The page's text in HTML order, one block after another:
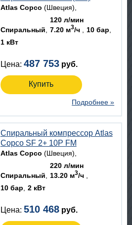
Atlas Copco (Швеция)
Спиральный
120 л/мин
7.20 м3/ч
10 бар
1 кВт
Цена: 487 753 руб.
Купить
Подробнее »
Спиральный компрессор Atlas
Copco SF 2+ 10P FM
Atlas Copco (Швеция)
Спиральный
220 л/мин
13.20 м3/ч
10 бар
2 кВт
Цена: 510 468 руб.